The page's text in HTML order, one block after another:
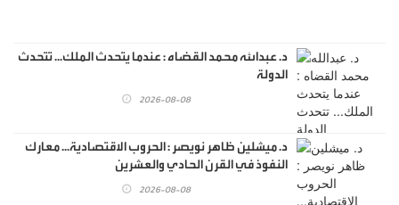
د. عبدالله محمد القضاه : عندما يتحدث الملك... تتحدث
الدولة
2026-08-08
د. ميشلين ظاهر نويصر : الحروب الاقتصادية... معارك
النفوذ في القرن الحادي والعشرين
2026-08-08